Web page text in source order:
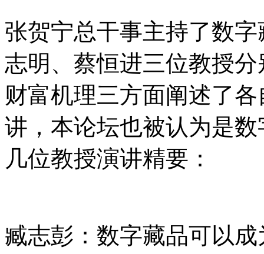
张贺宁总干事主持了数
志明、蔡恒进三位教授
财富机理三方面阐述了
讲，本论坛也被认为是
几位教授演讲精要：
臧志彭：数字藏品可以